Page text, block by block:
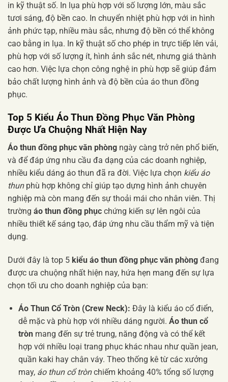
in kỹ thuật số. In lụa phù hợp với số lượng lớn, màu sắc
tươi sáng, độ bền cao. In chuyển nhiệt phù hợp với in hình
ảnh phức tạp, nhiều màu sắc, nhưng độ bền có thể không
cao bằng in lụa. In kỹ thuật số cho phép in trực tiếp lên vải,
phù hợp với số lượng ít, hình ảnh sắc nét, nhưng giá thành
cao hơn. Việc lựa chọn công nghệ in phù hợp sẽ giúp đảm
bảo chất lượng hình ảnh và độ bền của áo thun đồng
phục.
Top 5 Kiểu Áo Thun Đồng Phục Văn Phòng
Được Ưa Chuộng Nhất Hiện Nay
Áo thun đồng phục văn phòng ngày càng trở nên phổ biến,
và để đáp ứng nhu cầu đa dạng của các doanh nghiệp,
nhiều kiểu dáng áo thun đã ra đời. Việc lựa chọn kiểu áo
thunphù hợp không chỉ giúp tạo dựng hình ảnh chuyên
nghiệp mà còn mang đến sự thoải mái cho nhân viên. Thị
trường áo thun đồng phục chứng kiến sự lên ngôi của
nhiều thiết kế sáng tạo, đáp ứng nhu cầu thẩm mỹ và tiện
dụng.
Dưới đây là top 5 kiểu áo thun đồng phục văn phòng đang
được ưa chuộng nhất hiện nay, hứa hẹn mang đến sự lựa
chọn tối ưu cho doanh nghiệp của bạn:
Áo Thun Cổ Tròn (Crew Neck): Đây là kiểu áo cổ điển,
dễ mặc và phù hợp với nhiều dáng người. Áo thun cổ
trònmang đến sự trẻ trung, năng động và có thể kết
hợp với nhiều loại trang phục khác nhau như quần jean,
quần kaki hay chân váy. Theo thống kê từ các xưởng
may, áo thun cổ trònchiếm khoảng 40% tổng số lượng